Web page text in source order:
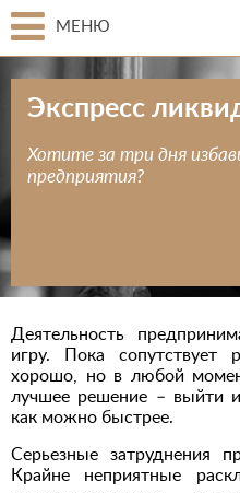
МЕНЮ
Экспресс
Хотите за три дня
предприятия?
Деятельность
игру. Пока сопутствует
хорошо, но в любой
лучшее решение – выйти
как можно быстрее.
Серьезные затруднения
Крайне неприятные